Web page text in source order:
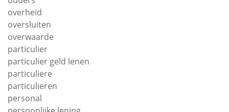
overheid
oversluiten
overwaarde
particulier
particulier geld lenen
particuliere
particulieren
personal